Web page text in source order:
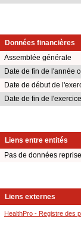
Données financières
Assemblée générale
Date de fin de l'année
Date de début de
Date de fin de
Liens entre entités
Pas de données
Liens externes
HealthPro - Registre des